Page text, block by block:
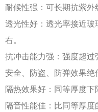
耐候性强：可长期抗紫外
透光性好：透光率接近玻
右。
抗冲击能力强：强度超过
安全、防盗、防弹效果绝
隔热效果好：同等厚度下
隔音性能佳：比同等厚